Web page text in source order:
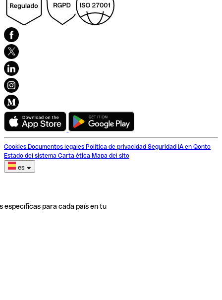
Cookies Documentos legales Política de privacidad Seguridad IA en Qonto
Estado del sistema Carta ética Mapa del sito
es
específicas para cada país en tu